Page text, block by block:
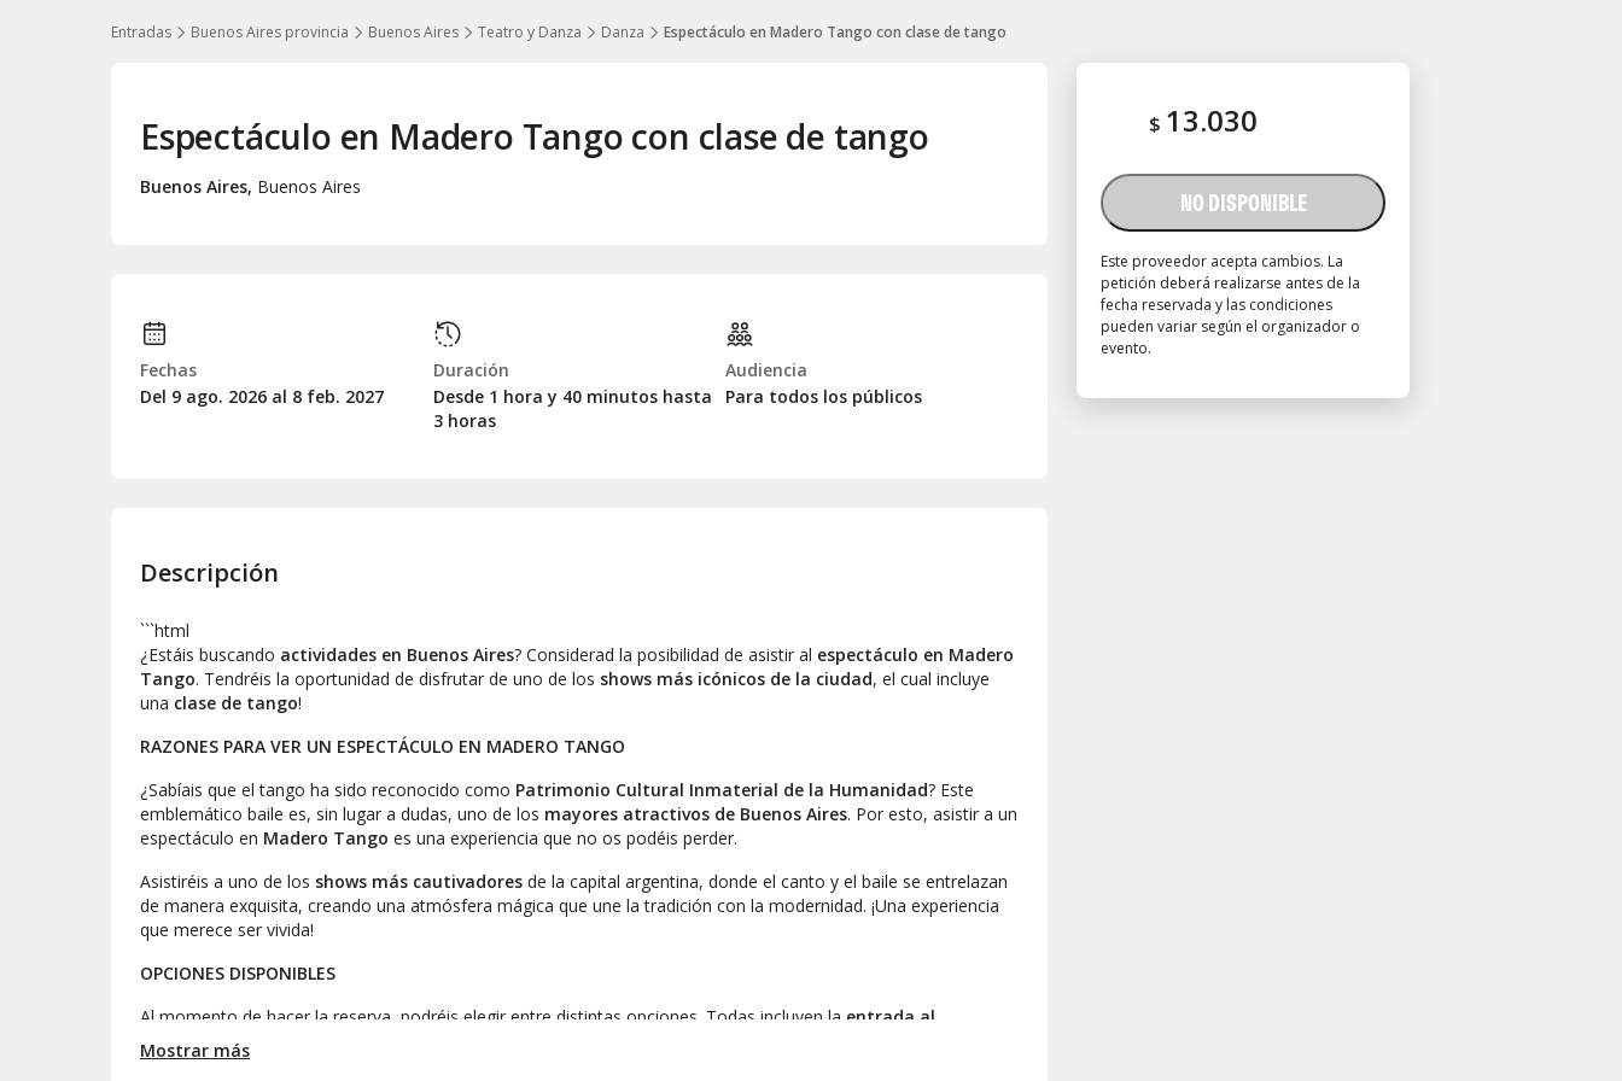
Entradas Buenos Aires provincia Buenos Aires Teatro y Danza Danza Espectáculo en Madero Tango con clase de tango
$ 13.030
NO DISPONIBLE
Este proveedor acepta cambios. La
petición deberá realizarse antes de la
fecha reservada y las condiciones
pueden variar según el organizador o
evento.
Espectáculo en Madero Tango con clase de tango
Buenos Aires, Buenos Aires
Fechas
Del 9 ago. 2026 al 8 feb. 2027
Duración
Desde 1 hora y 40 minutos hasta
3 horas
Audiencia
Para todos los públicos
Descripción
```html
¿Estáis buscando actividades en Buenos Aires? Considerad la posibilidad de asistir al espectáculo en Madero
Tango. Tendréis la oportunidad de disfrutar de uno de los shows más icónicos de la ciudad, el cual incluye
una clase de tango!
RAZONES PARA VER UN ESPECTÁCULO EN MADERO TANGO
¿Sabíais que el tango ha sido reconocido como Patrimonio Cultural Inmaterial de la Humanidad? Este
emblemático baile es, sin lugar a dudas, uno de los mayores atractivos de Buenos Aires. Por esto, asistir a un
espectáculo en Madero Tango es una experiencia que no os podéis perder.
Asistiréis a uno de los shows más cautivadores de la capital argentina, donde el canto y el baile se entrelazan
de manera exquisita, creando una atmósfera mágica que une la tradición con la modernidad. ¡Una experiencia
que merece ser vivida!
OPCIONES DISPONIBLES
Al momento de hacer la reserva, podréis elegir entre distintas opciones. Todas incluyen la entrada al
espectáculo
Mostrar más